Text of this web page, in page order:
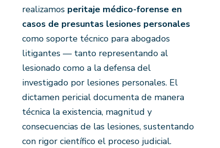
realizamos peritaje médico-forense en
casos de presuntas lesiones personales
como soporte técnico para abogados
litigantes — tanto representando al
lesionado como a la defensa del
investigado por lesiones personales. El
dictamen pericial documenta de manera
técnica la existencia, magnitud y
consecuencias de las lesiones, sustentando
con rigor científico el proceso judicial.